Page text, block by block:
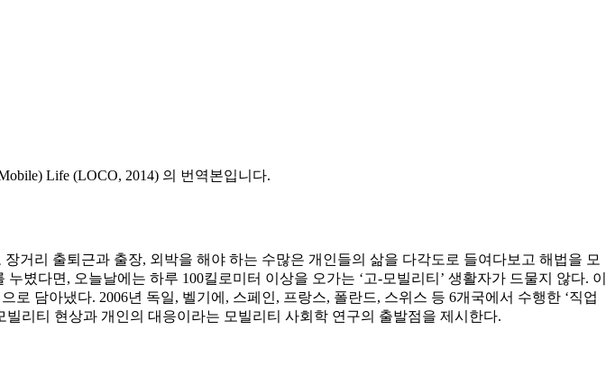
Life (LOCO, 2014) 의 번역본입니다.
거리 출퇴근과 출장, 외박을 해야 하는 수많은 개인들의 삶을 다각도로 들여다보고 해법을 모
다면, 오늘날에는 하루 100킬로미터 이상을 오가는 ‘고-모빌리티’ 생활자가 드물지 않다. 이
담아냈다. 2006년 독일, 벨기에, 스페인, 프랑스, 폴란드, 스위스 등 6개국에서 수행한 ‘직업
리티 현상과 개인의 대응이라는 모빌리티 사회학 연구의 출발점을 제시한다.